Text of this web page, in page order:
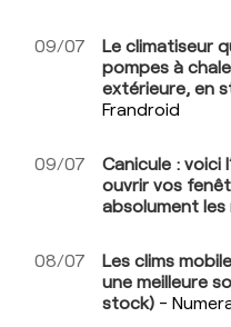
09/07
Le climatiseur
pompes à
extérieure, en
Frandroid
09/07
Canicule : voici
ouvrir vos
absolument
08/07
Les clims
une meilleure
stock) -